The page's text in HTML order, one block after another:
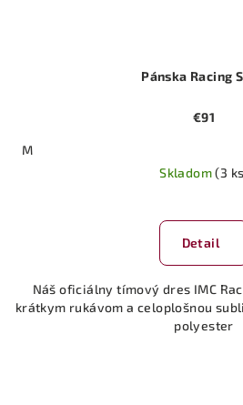
Pánska Racing
€91
M
Skladom(3
z
5
Detail
Náš oficiálny tímový dres IMC
krátkym rukávom a celoplošnou
polyester